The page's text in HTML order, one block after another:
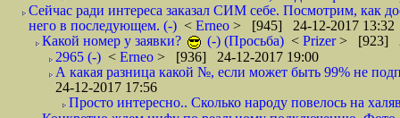
Сейчас ради интереса заказал СИМ себе. Посмотрим, как
него в последующем. (-) < Erneo > [945] 24-12-2017 13:32
Какой номер у заявки?
(-) (Просьба) < Prizer> [923]
2965 (-) < Erneo > [936] 24-12-2017 19:00
А какая разница какой №, если может быть 99% не
24-12-2017 17:56
Просто интересно.. Сколько народу повелось на